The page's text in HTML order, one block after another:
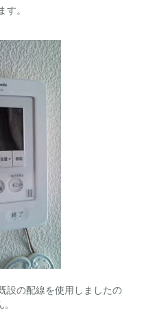
。
設の配線を使用しましたの